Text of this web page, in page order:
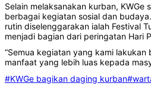
Selain melaksanakan kurban, KWGe
berbagai kegiatan sosial dan
rutin diselenggarakan ialah Festival
menjadi bagian dari peringatan Hari
“Semua kegiatan yang kami
manfaat yang lebih luas kepada
#KWGe bagikan daging kurban